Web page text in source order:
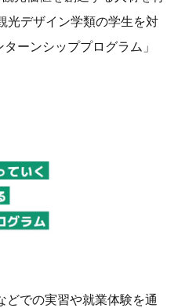
光デザイン学類の学生を対
ーンシッププログラム」
どでの実習や就業体験を通